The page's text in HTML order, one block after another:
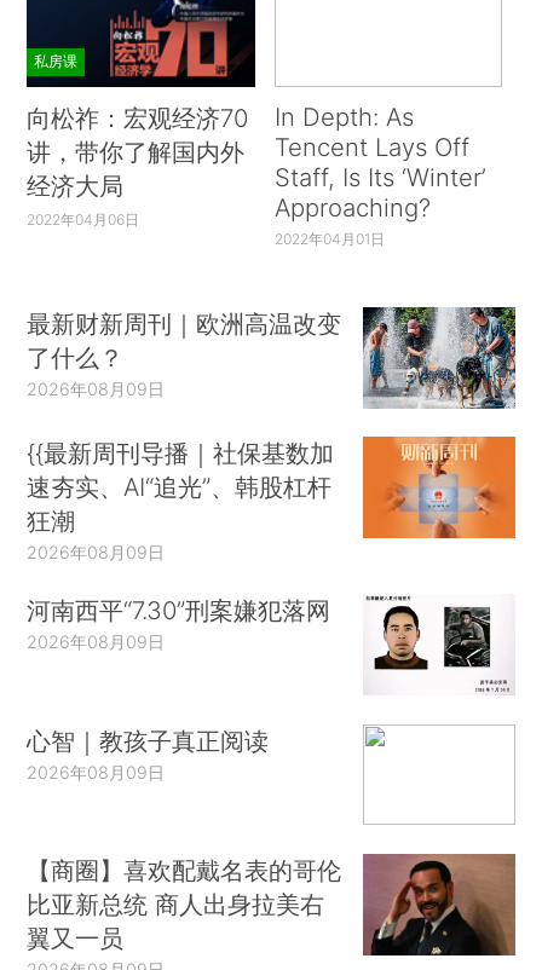
私房课
向松祚：宏观经济70
讲，带你了解国内外
经济大局
2022年04月06日
In Depth: As
Tencent Lays Off
Staff, Is Its ‘Winter’
Approaching?
2022年04月01日
最新财新周刊｜欧洲高温改变
了什么？
2026年08月09日
{{最新周刊导播｜社保基数加
速夯实、AI“追光”、韩股杠杆
狂潮
2026年08月09日
河南西平“7.30”刑案嫌犯落网
2026年08月09日
心智｜教孩子真正阅读
2026年08月09日
【商圈】喜欢配戴名表的哥伦
比亚新总统 商人出身拉美右
翼又一员